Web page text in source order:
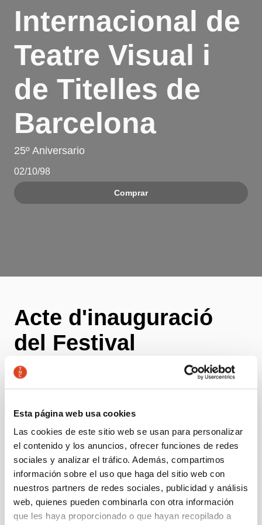
Esta página web usa cookies
Las cookies de este sitio web se usan para personalizar
el contenido y los anuncios, ofrecer funciones de redes
sociales y analizar el tráfico. Además, compartimos
información sobre el uso que haga del sitio web con
nuestros partners de redes sociales, publicidad y análisis
web, quienes pueden combinarla con otra información
que les haya proporcionado o que hayan recopilado a
Internacional de
Teatre Visual i
de Titelles de
Barcelona
25º Aniversario
02/10/98
Comprar
Acte d'inauguració
del Festival
Internacional de
Teatre Visual i de
Titelles de Barcelona
25º Aniversario
Desde principios de siglo, los títeres han ido
adquiriendo su aspecto tradicional de figura
humana reducida hasta transformarse en objetos,
proyecciones o formas en movimiento. En la
actualidad, definimos el teatro de títeres como